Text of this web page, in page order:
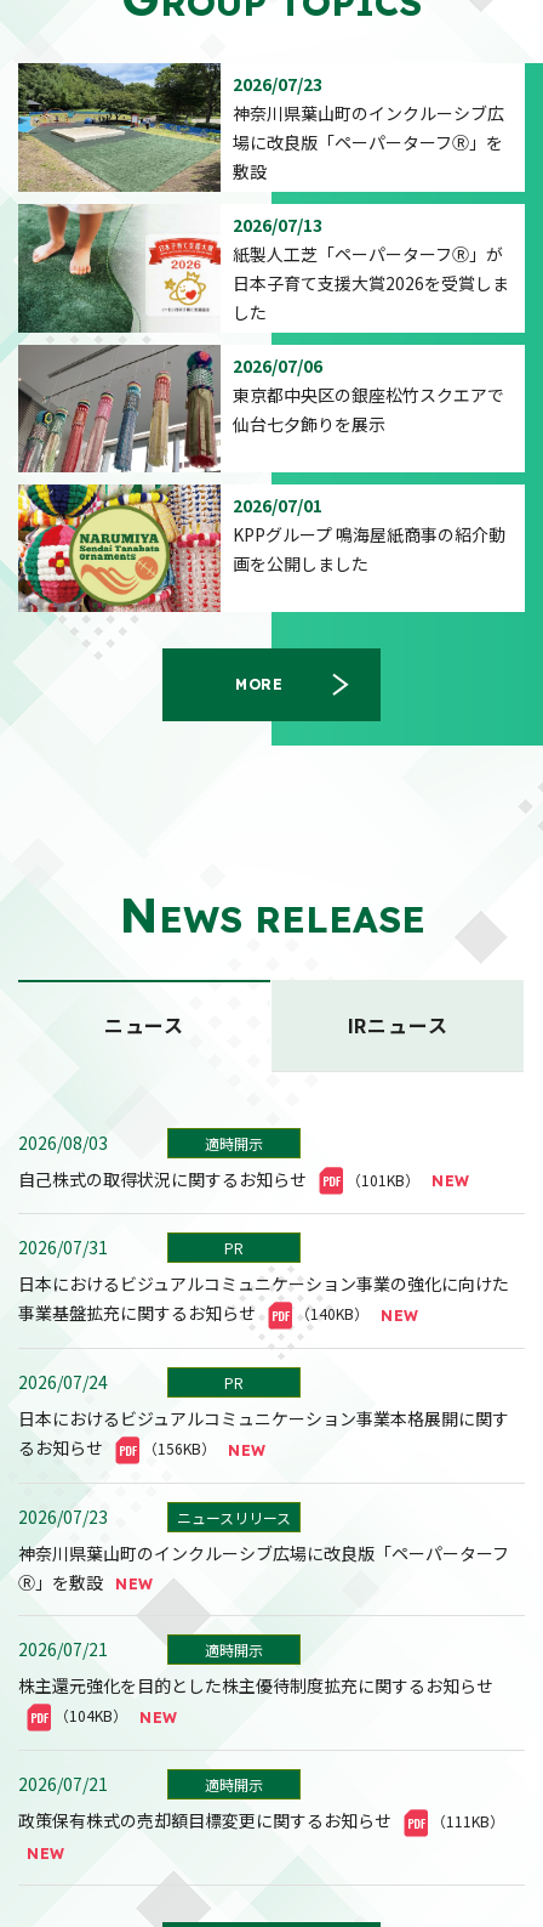
MORE
2026/07/23
神奈川県葉山町のインクルーシブ広
場に改良版「ペーパーターフⓇ」を
敷設
2026/07/13
紙製人工芝「ペーパーターフⓇ」が
日本子育て支援大賞2026を受賞しま
した
2026/07/06
東京都中央区の銀座松竹スクエアで
仙台七夕飾りを展示
2026/07/01
KPPグループ 鳴海屋紙商事の紹介動
画を公開しました
NEWS RELEASE
ニュース IRニュース
2026/08/03 適時開示
自己株式の取得状況に関するお知らせ （101KB）
2026/07/31 PR
日本におけるビジュアルコミュニケーション事業の強化に向けた
事業基盤拡充に関するお知らせ
（140KB）
2026/07/24 PR
日本におけるビジュアルコミュニケーション事業本格展開に関す
るお知らせ
（156KB）
2026/07/23 ニュースリリース
神奈川県葉山町のインクルーシブ広場に改良版「ペーパーターフ
Ⓡ」を敷設
2026/07/21 適時開示
株主還元強化を目的とした株主優待制度拡充に関するお知らせ
（104KB）
2026/07/21 適時開示
政策保有株式の売却額目標変更に関するお知らせ （111KB）